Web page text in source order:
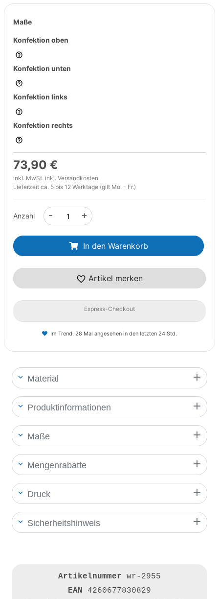
Maße
Konfektion oben
Konfektion unten
Konfektion links
Konfektion rechts
73,90 €
inkl. MwSt. inkl. Versandkosten
Lieferzeit ca. 5 bis 12 Werktage (gilt Mo. - Fr.)
Anzahl +
-
In den Warenkorb
Artikel merken
Express-Checkout
Im Trend. 28 Mal angesehen in den letzten 24 Std.
Material
Produktinformationen
Maße
Mengenrabatte
Druck
Sicherheitshinweis
Artikelnummer wr-2955
EAN 4260677830829